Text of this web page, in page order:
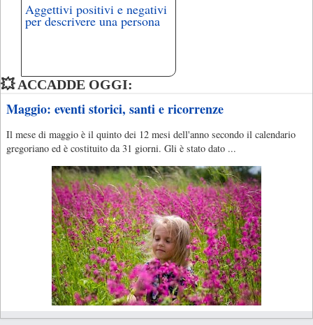
Aggettivi positivi e negativi
per descrivere una persona
💥 ACCADDE OGGI:
Maggio: eventi storici, santi e ricorrenze
Il mese di maggio è il quinto dei 12 mesi dell'anno secondo il calendario
gregoriano ed è costituito da 31 giorni. Gli è stato dato ...